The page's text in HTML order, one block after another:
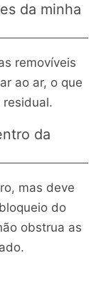
da minha
removíveis
ao ar, o que
residual.
da
mas deve
do
obstrua as